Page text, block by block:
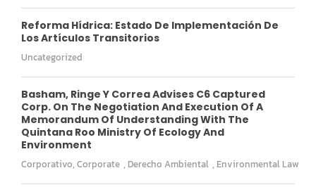
Reforma Hídrica: Estado De Implementación De
Los Artículos Transitorios
Uncategorized
Basham, Ringe Y Correa Advises C6 Captured
Corp. On The Negotiation And Execution Of A
Memorandum Of Understanding With The
Quintana Roo Ministry Of Ecology And
Environment
Corporativo, Corporate , Derecho Ambiental , Environmental Law